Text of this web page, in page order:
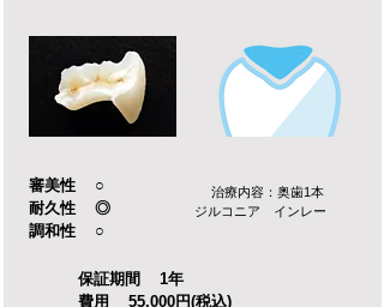
審美性 ○
耐久性 ◎
調和性 ○
治療内容：奥歯1本
ジルコニア インレー
保証期間 1年
費用 55,000円(税込)